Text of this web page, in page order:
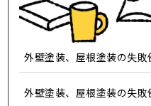
外壁塗装、屋根塗装の失
外壁塗装、屋根塗装の失